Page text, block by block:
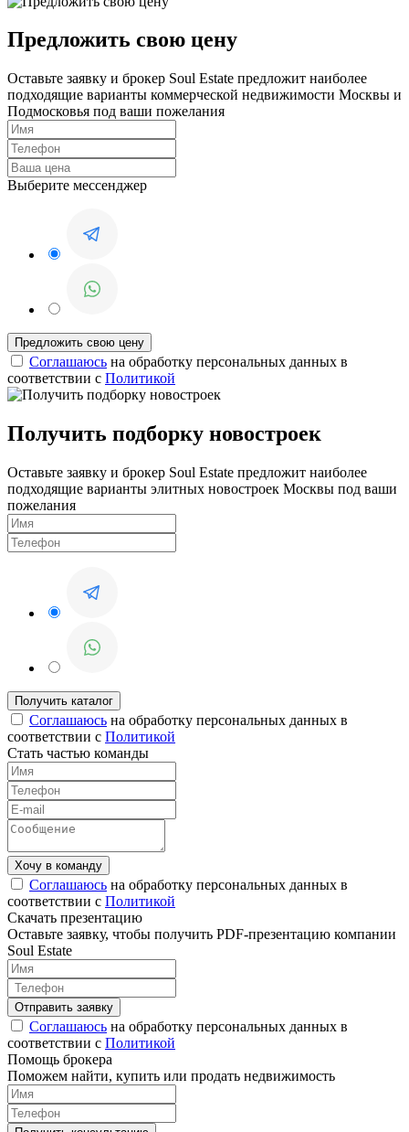
Предложить свою цену
Оставьте заявку и брокер Soul Estate предложит наиболее
подходящие варианты коммерческой недвижимости Москвы и
Подмосковья под ваши пожелания
Выберите мессенджер
Соглашаюсь на обработку персональных данных в
соответствии с Политикой
Получить подборку новостроек
Оставьте заявку и брокер Soul Estate предложит наиболее
подходящие варианты элитных новостроек Москвы под ваши
пожелания
Соглашаюсь на обработку персональных данных в
соответствии с Политикой
Стать частью команды
Соглашаюсь на обработку персональных данных в
соответствии с Политикой
Скачать презентацию
Оставьте заявку, чтобы получить PDF-презентацию компании
Soul Estate
Соглашаюсь на обработку персональных данных в
соответствии с Политикой
Помощь брокера
Поможем найти, купить или продать недвижимость